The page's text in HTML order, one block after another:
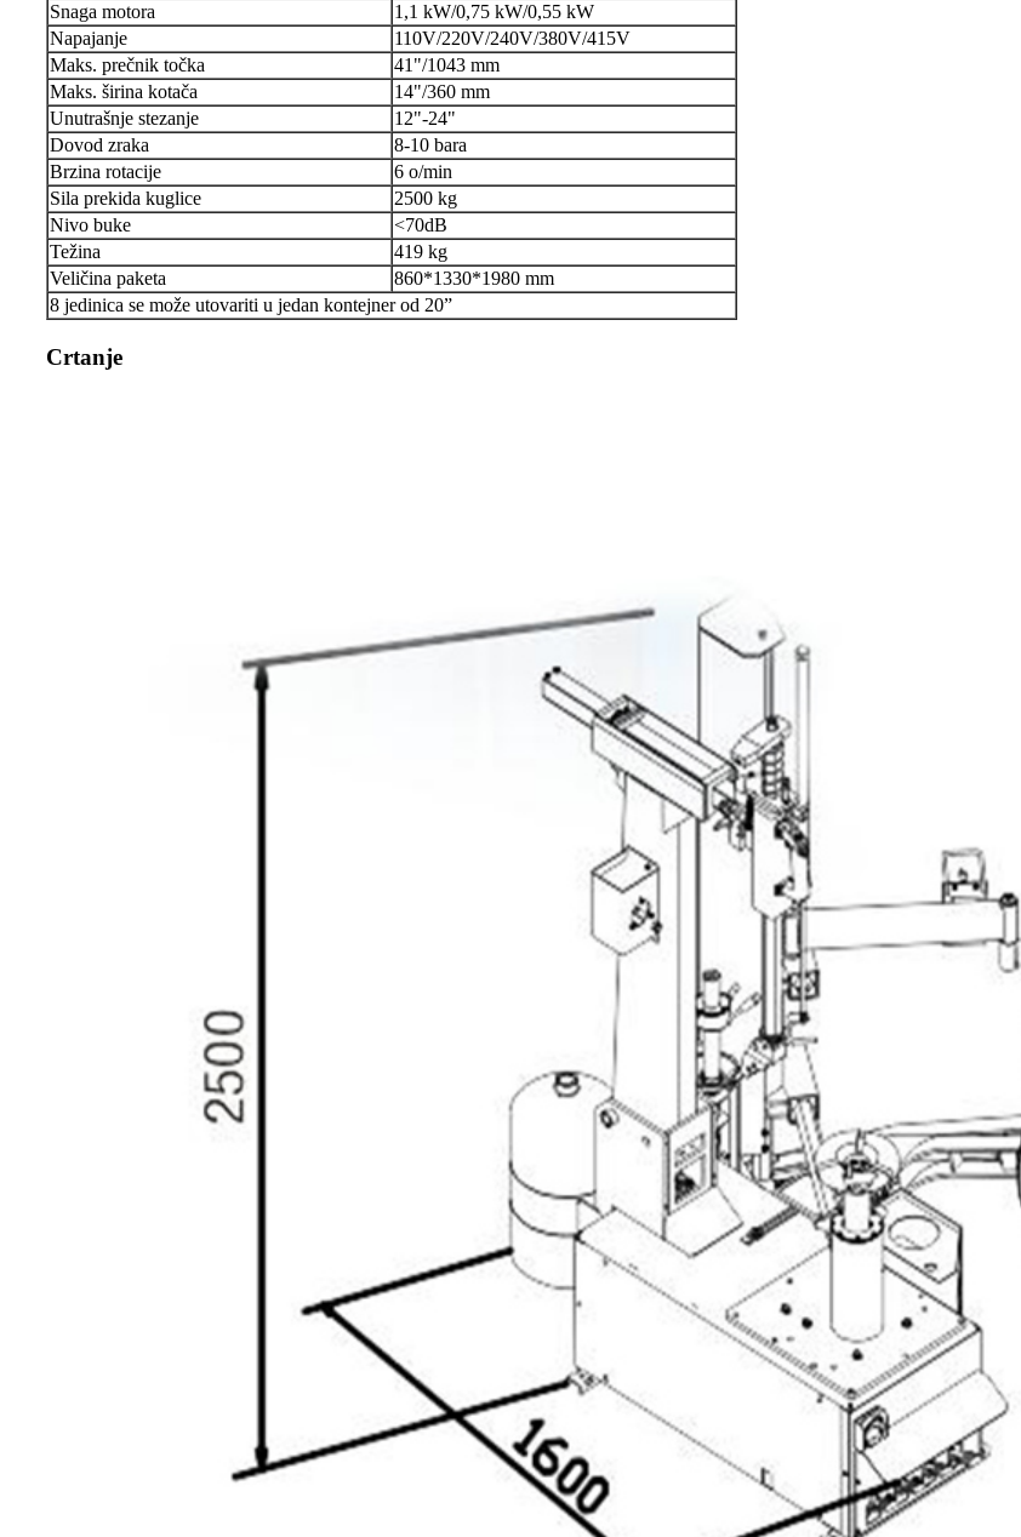
Snaga motora
1,1 kW/0,75 kW/0,55 kW
Napajanje
110V/220V/240V/380V/415V
Maks. prečnik točka
41"/1043 mm
Maks. širina kotača
14"/360 mm
Unutrašnje stezanje
12"-24"
Dovod zraka
8-10 bara
Brzina rotacije
6 o/min
Sila prekida kuglice
2500 kg
Nivo buke
<70dB
Težina
419 kg
Veličina paketa
860*1330*1980 mm
8 jedinica se može utovariti u jedan kontejner od 20”
Crtanje